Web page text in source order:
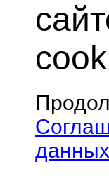
данных